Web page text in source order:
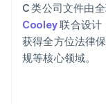
C 类公司文件由
Cooley联合设计
获得全方位法律
规等核心领域。